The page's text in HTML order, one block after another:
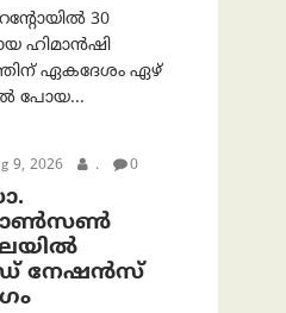
30
ഹിമാൻഷി
ഏകദേശം ഏഴ്
പോയ...
9, 2026 . 0
നേഷൻസ്